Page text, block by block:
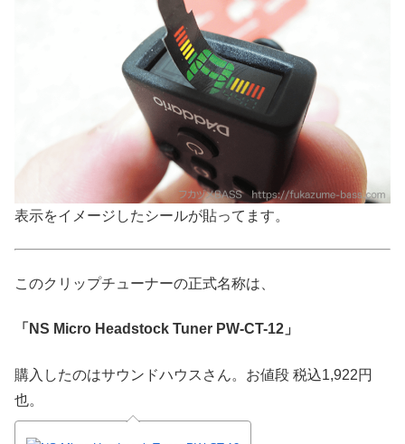
表示をイメージしたシールが貼ってます。
このクリップチューナーの正式名称は、
「NS Micro Headstock Tuner PW-CT-12」
購入したのはサウンドハウスさん。お値段 税込1,922円
也。